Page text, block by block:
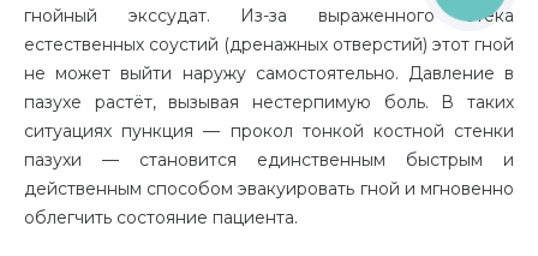
гнойный экссудат. Из-за выраженного отёка
естественных соустий (дренажных отверстий) этот гной
не может выйти наружу самостоятельно. Давление в
пазухе растёт, вызывая нестерпимую боль. В таких
ситуациях пункция — прокол тонкой костной стенки
пазухи — становится единственным быстрым и
действенным способом эвакуировать гной и мгновенно
облегчить состояние пациента.